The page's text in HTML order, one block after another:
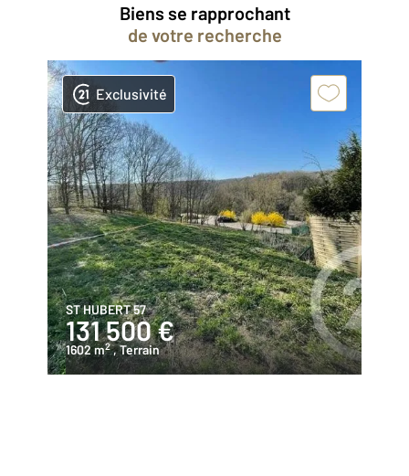
Biens se rapprochant
de votre recherche
Exclusivité
ST HUBERT 57
131 500 €
1602 m2 , Terrain